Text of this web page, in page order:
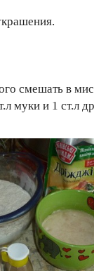
смешать в
муки и 1 ст.л